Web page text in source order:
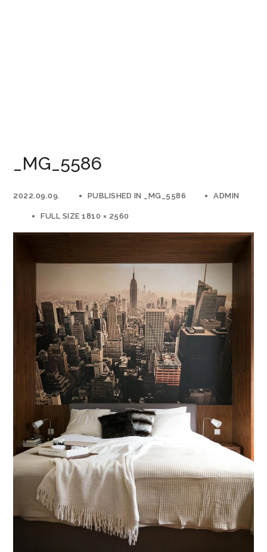
_MG_5586
2022.09.09. PUBLISHED IN _MG_5586 ADMIN
FULL SIZE 1810 × 2560